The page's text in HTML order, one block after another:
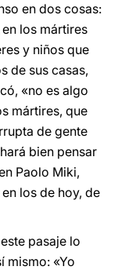
en dos cosas:
los mártires
y niños que
de sus casas,
«no es algo
mártires, que
de gente
bien pensar
Paolo Miki,
los de hoy, de
pasaje lo
mismo: «Yo